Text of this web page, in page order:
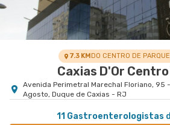
7.3 KM
Caxias D'Or
Avenida Perimetral Marechal Floriano, 95
Agosto, Duque de Caxias - RJ
11 Gastroenterologistas